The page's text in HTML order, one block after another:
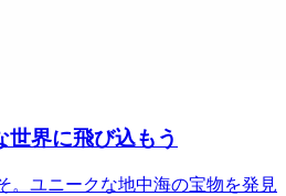
世界に飛び込もう
。ユニークな地中海の宝物を発見